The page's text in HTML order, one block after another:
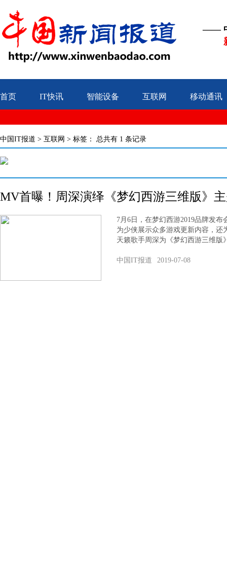
——
首页 IT快讯 智能设备 互联网 移动通讯
中国IT报道 > 互联网 > 标签： 总共有 1 条记录
MV首曝！周深演绎《梦幻西游三维版》
7月6日，在梦幻西游2019品牌发
为少侠展示众多游戏更新内容，
天籁歌手周深为《梦幻西游三维版
中国IT报道 2019-07-08